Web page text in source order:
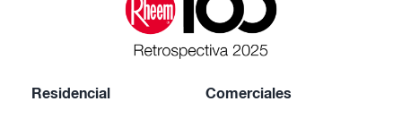
Residencial Comerciales